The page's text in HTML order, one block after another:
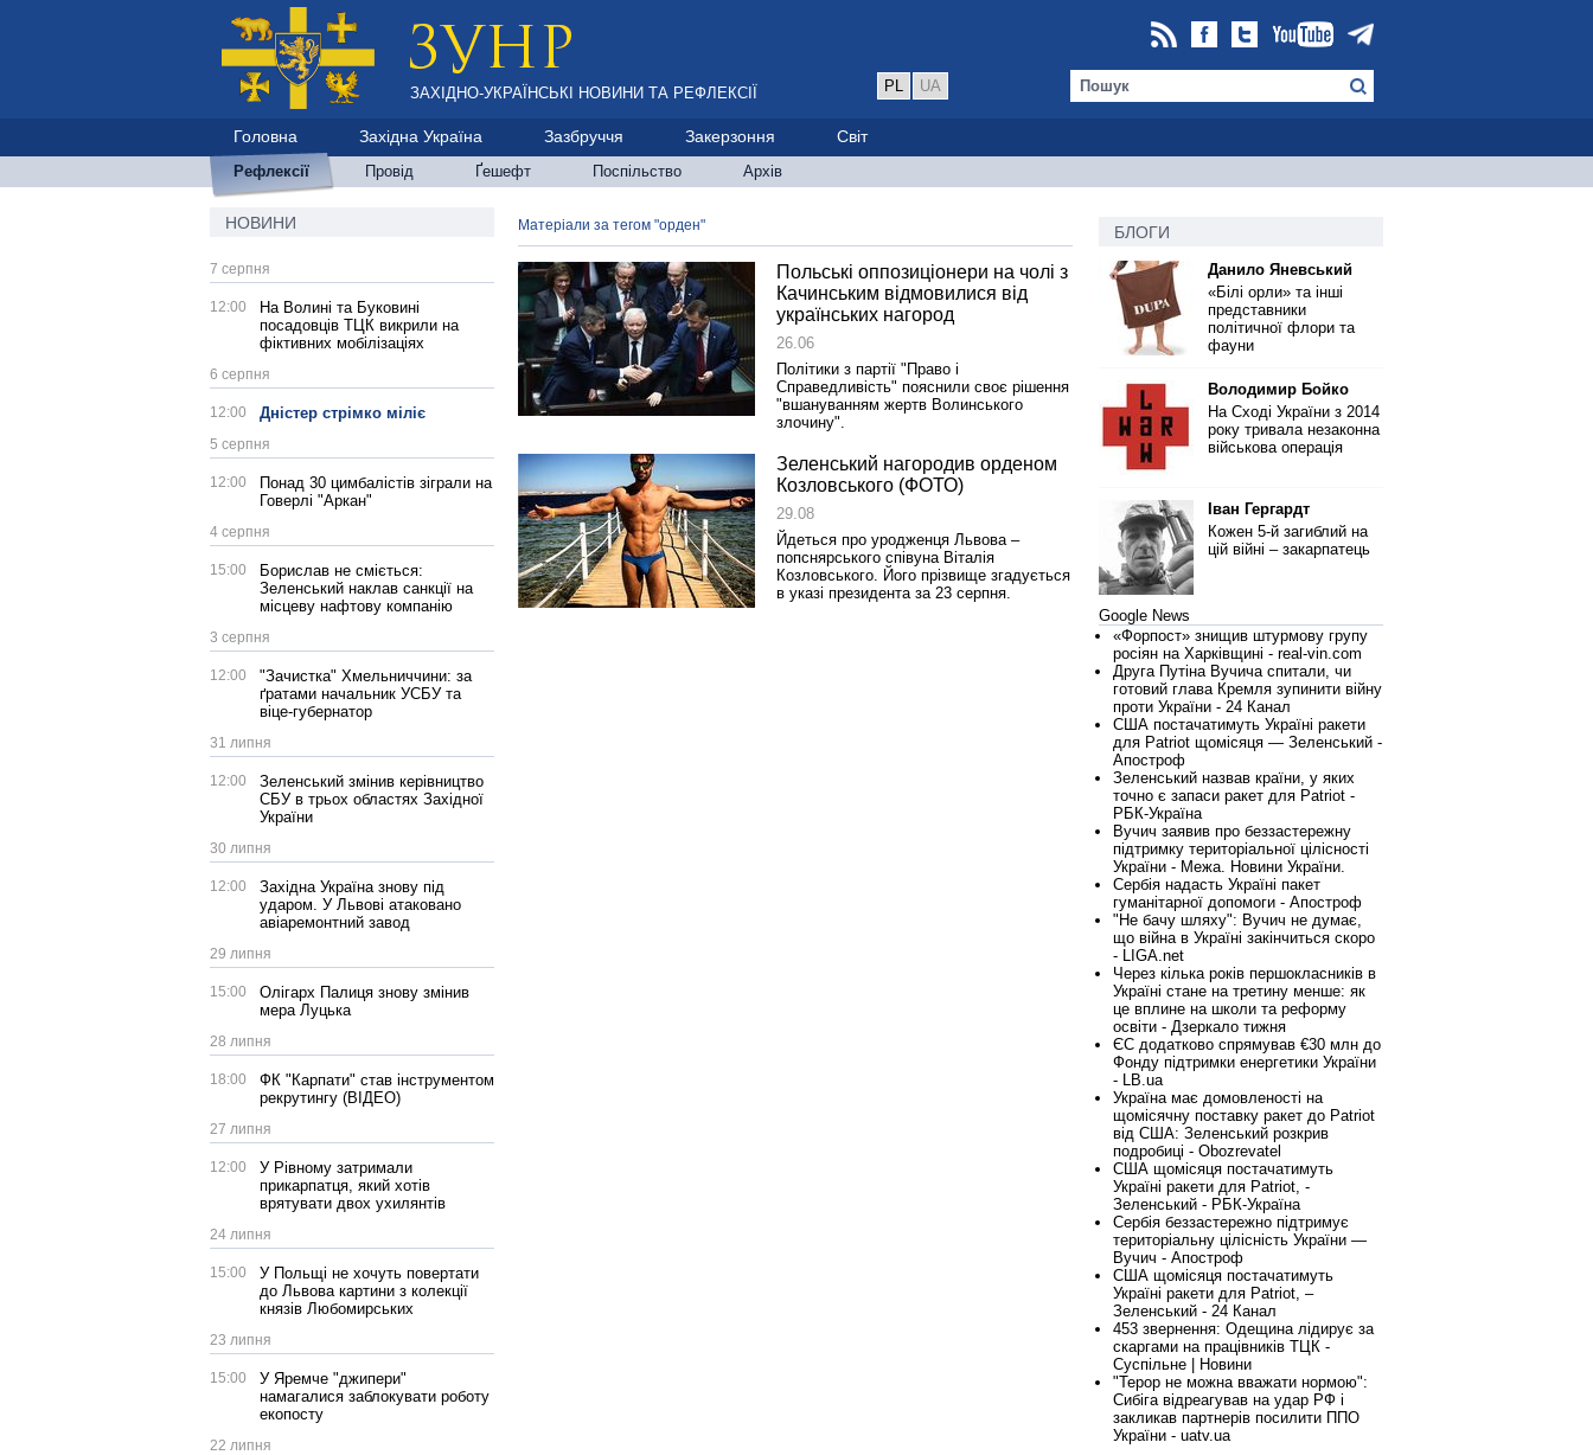
ЗАХІДНО-УКРАЇНСЬКІ НОВИНИ ТА РЕФЛЕКСІЇ PL UA
Головна Західна Україна Зазбруччя Закерзоння Світ
Рефлексії Провід Ґешефт Поспільство Архів
НОВИНИ
7 серпня
12:00
На Волині та Буковині
посадовців ТЦК викрили на
фіктивних мобілізаціях
6 серпня
12:00 Дністер стрімко міліє
5 серпня
12:00
Понад 30 цимбалістів зіграли на
Говерлі "Аркан"
4 серпня
15:00
Борислав не сміється:
Зеленський наклав санкції на
місцеву нафтову компанію
3 серпня
12:00
"Зачистка" Хмельниччини: за
ґратами начальник УСБУ та
віце-губернатор
31 липня
12:00
Зеленський змінив керівництво
СБУ в трьох областях Західної
України
30 липня
12:00
Західна Україна знову під
ударом. У Львові атаковано
авіаремонтний завод
29 липня
15:00
Олігарх Палиця знову змінив
мера Луцька
28 липня
18:00
ФК "Карпати" став інструментом
рекрутингу (ВІДЕО)
27 липня
12:00
У Рівному затримали
прикарпатця, який хотів
врятувати двох ухилянтів
24 липня
15:00
У Польщі не хочуть повертати
до Львова картини з колекції
князів Любомирських
23 липня
15:00
У Яремче "джипери"
намагалися заблокувати роботу
екопосту
22 липня
Матеріали за тегом "орден"
Польські оппозиціонери на чолі з
Качинським відмовилися від
українських нагород
26.06
Політики з партії "Право і
Справедливість" пояснили своє рішення
"вшануванням жертв Волинського
злочину".
Зеленський нагородив орденом
Козловського (ФОТО)
29.08
Йдеться про уродженця Львова –
попснярського співуна Віталія
Козловського. Його прізвище згадується
в указі президента за 23 серпня.
БЛОГИ
Данило Яневський
«Білі орли» та інші
представники
політичної флори та
фауни
Володимир Бойко
На Сході України з 2014
року тривала незаконна
військова операція
Іван Гергардт
Кожен 5-й загиблий на
цій війні – закарпатець
Google News
«Форпост» знищив штурмову групу
росіян на Харківщині - real-vin.com
Друга Путіна Вучича спитали, чи
готовий глава Кремля зупинити війну
проти України - 24 Канал
США постачатимуть Україні ракети
для Patriot щомісяця — Зеленський -
Апостроф
Зеленський назвав країни, у яких
точно є запаси ракет для Patriot -
РБК-Україна
Вучич заявив про беззастережну
підтримку територіальної цілісності
України - Межа. Новини України.
Сербія надасть Україні пакет
гуманітарної допомоги - Апостроф
"Не бачу шляху": Вучич не думає,
що війна в Україні закінчиться скоро
- LIGA.net
Через кілька років першокласників в
Україні стане на третину менше: як
це вплине на школи та реформу
освіти - Дзеркало тижня
ЄС додатково спрямував €30 млн до
Фонду підтримки енергетики України
- LB.ua
Україна має домовленості на
щомісячну поставку ракет до Patriot
від США: Зеленський розкрив
подробиці - Obozrevatel
США щомісяця постачатимуть
Україні ракети для Patriot, -
Зеленський - РБК-Україна
Сербія беззастережно підтримує
територіальну цілісність України —
Вучич - Апостроф
США щомісяця постачатимуть
Україні ракети для Patriot, –
Зеленський - 24 Канал
453 звернення: Одещина лідирує за
скаргами на працівників ТЦК -
Суспільне | Новини
"Терор не можна вважати нормою":
Сибіга відреагував на удар РФ і
закликав партнерів посилити ППО
України - uatv.ua